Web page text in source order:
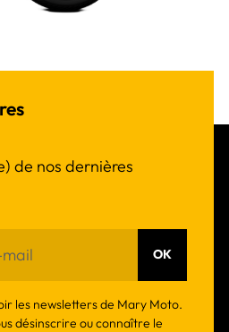
de nos dernières
OK
les newsletters de Mary Moto.
désinscrire ou connaître le